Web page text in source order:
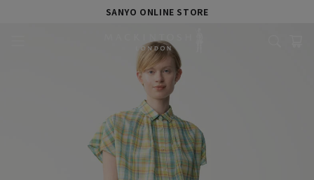
SANYO ONLINE STORE